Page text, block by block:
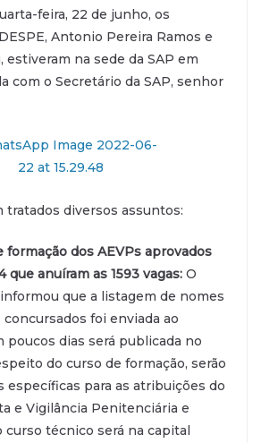
feira, 22 de junho, os
Antonio Pereira Ramos e
estiveram na sede da SAP em
com o Secretário da SAP, senhor
tratados diversos assuntos:
formação dos AEVPs aprovados
que anuíram as 1593 vagas: O
que a listagem de nomes
concursados foi enviada ao
poucos dias será publicada no
do curso de formação, serão
específicas para as atribuições do
e Vigilância Penitenciária e
curso técnico será na capital